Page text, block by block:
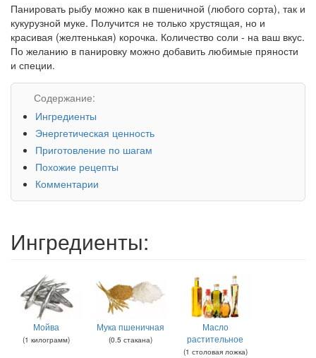
Панировать рыбу можно как в пшеничной (любого сорта), так и
кукурузной муке. Получится не только хрустящая, но и
красивая (желтенькая) корочка. Количество соли - на ваш вкус.
По желанию в панировку можно добавить любимые пряности
и специи.
Содержание:
Ингредиенты
Энергетическая ценность
Приготовление по шагам
Похожие рецепты
Комментарии
Ингредиенты:
Мойва
(1 килограмм)
Мука пшеничная
(0.5 стакана)
Масло
растительное
(1 столовая ложка)